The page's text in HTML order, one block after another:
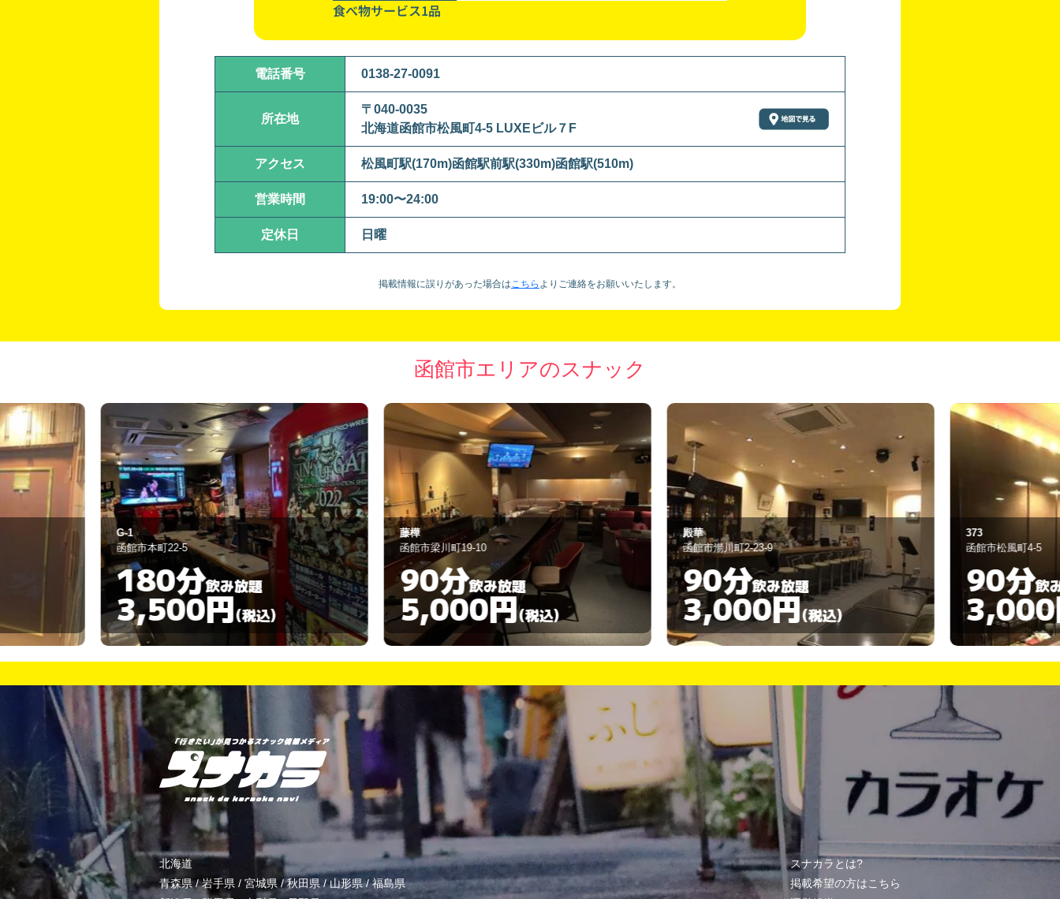
食べ物サービス1品
電話番号 0138-27-0091
所在地
〒040-0035
北海道函館市松風町4-5 LUXEビル７F
アクセス 松風町駅(170m)函館駅前駅(330m)函館駅(510m)
営業時間 19:00〜24:00
定休日 日曜
掲載情報に誤りがあった場合はこちら より ご連絡をお願いいたします。
函館市エリアのスナック
藤樺
函館市梁川町19-10
90分飲み放題
5,000円(税込)
殿華
函館市湯川町2-23-9
90分飲み放題
3,000円(税込)
373
函館市松風町4-5
90分飲み放題
3,000円(税込)
Honest
函館市本町3-14
120
北海道
青森県/岩手県 / 宮城県 /秋田県 /山形県/福島県
スナカラとは?
掲載希望の方はこちら